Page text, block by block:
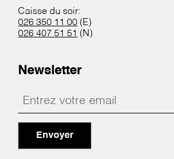
Caisse du soir:
026 350 11 00 (E)
026 407 51 51 (N)
Newsletter
Envoyer